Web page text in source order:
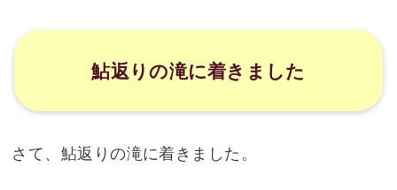
鮎返りの滝に着きました
さて、鮎返りの滝に着きました。